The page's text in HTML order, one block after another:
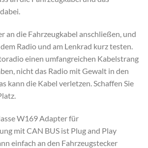
an die Fahrzeugkabel anschließen, und
Radio und am Lenkrad kurz testen.
einen umfangreichen Kabelstrang
nicht das Radio mit Gewalt in den
kann die Kabel verletzen. Schaffen Sie
W169 Adapter für
mit CAN BUS ist Plug and Play
einfach an den Fahrzeugstecker